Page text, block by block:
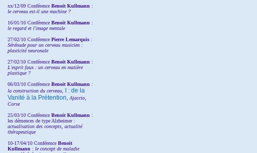
xx/12/09 Conférence Benoit Kullmann :
le cerveau est-il une machine ?
16/01/10 Conférence Benoit Kullmann :
le regard et l'image mentale
27/02/10 Conférence Pierre Lemarquis :
Sérénade pour un cerveau musicien :
plasticité neuronale
27/02/10 Conférence Benoit Kullmann :
L'esprit faux : un cerveau en matière
plastique ?
06/03/10 Conférence Benoit Kullmann :
la construction du cerveau,
I : de la
Vanité à la Prétention , Ajaccio,
Corse
25/03/10 Conférence Benoit Kullmann :
les démences de type Alzheimer :
actualisation des concepts, actualité
thérapeutique
10-17/04/10 Conférence Benoit
Kullmann : le concept de maladie